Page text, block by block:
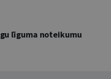
līguma noteikumu